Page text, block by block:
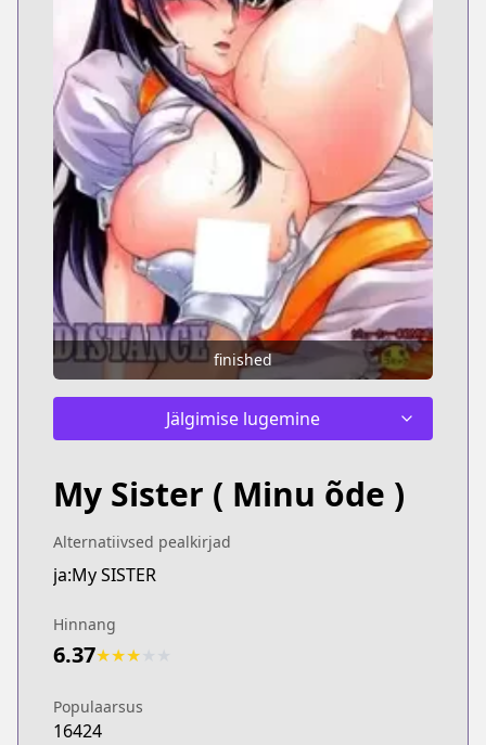
finished
Jälgimise lugemine
My Sister ( Minu õde )
Alternatiivsed pealkirjad
ja:My SISTER
Hinnang
6.37★★★
Populaarsus
16424